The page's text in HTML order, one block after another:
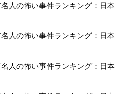
人の怖い事件ランキング：日本
人の怖い事件ランキング：日本
人の怖い事件ランキング：日本